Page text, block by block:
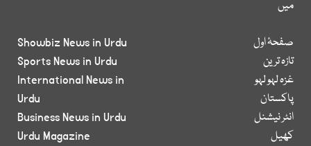
میں
صفحۂ اول
تازہ ترین
غزہ لہو لہو
پاکستان
انٹر نیشنل
کھیل
Showbiz News in Urdu
Sports News in Urdu
International News in
Urdu
Business News in Urdu
Urdu Magazine